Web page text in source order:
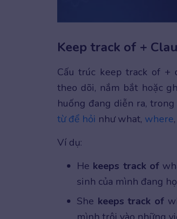
Keep track of +
Cấu trúc keep track of +
theo dõi, nắm bắt hoặc
huống đang diễn ra,
từ để hỏi như what, where
Ví dụ:
He keeps track of
sinh của mình đang
She keeps track of